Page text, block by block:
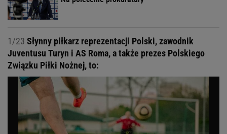
1/23 Słynny piłkarz reprezentacji Polski, zawodnik
Juventusu Turyn i AS Roma, a także prezes Polskiego
Związku Piłki Nożnej, to: